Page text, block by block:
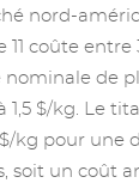
nord-
coûte entre
de
1,5 $/kg. Le
kg pour une
soit un coût